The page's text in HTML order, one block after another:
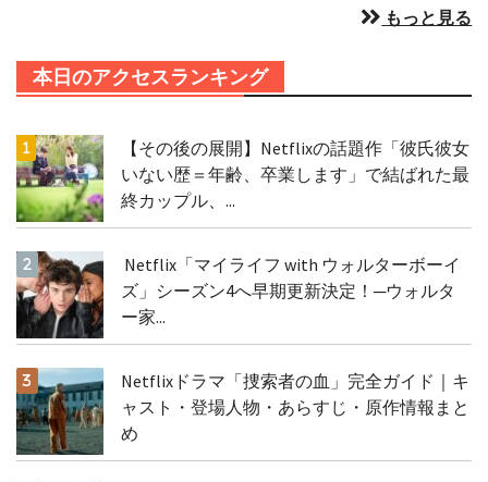
もっと見る
本日のアクセスランキング
【その後の展開】Netflixの話題作「彼氏彼女
いない歴＝年齢、卒業します」で結ばれた最
終カップル、...
Netflix「マイライフ with ウォルターボーイ
ズ」シーズン4へ早期更新決定！─ウォルタ
ー家...
Netflixドラマ「捜索者の血」完全ガイド｜キ
ャスト・登場人物・あらすじ・原作情報まと
め